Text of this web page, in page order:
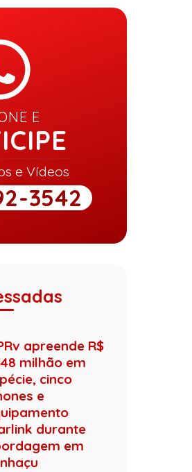
E
e Vídeos
3542
apreende R$
milhão em
cinco
e
durante
em